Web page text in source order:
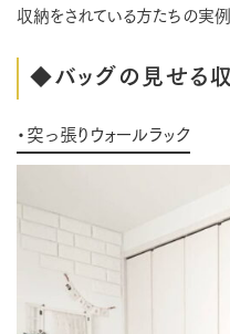
収納をされている方たちの実例
◆バッグの見せる
・突っ張りウォールラック